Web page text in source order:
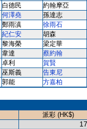
白德民 約翰摩亞
何澤堯 孫達志
鄭雨滇 徐雨石
紀仁安 胡森
黎海榮 梁定華
韋達 蔡約翰
卓利 賀賢
巫斯義 告東尼
郭能
方嘉柏
派彩 (HK$)